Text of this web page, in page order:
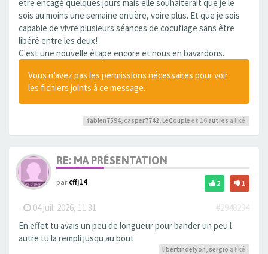
être encagé quelques jours mais elle souhaiterait que je le
sois au moins une semaine entière, voire plus. Et que je sois
capable de vivre plusieurs séances de cocufiage sans être
libéré entre les deux!
C'est une nouvelle étape encore et nous en bavardons.
Vous n’avez pas les permissions nécessaires pour voir
les fichiers joints à ce message.
fabien7594, casper7742, LeCouple et 16 autres a liké
RE: MA PRÉSENTATION
parcffj14 2 1
- 04 juil. 2026, 11:31
#2948294
En effet tu avais un peu de longueur pour bander un peu l
autre tu la rempli jusqu au bout
libertindelyon sergio a liké